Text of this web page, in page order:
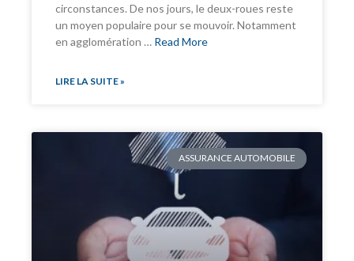
circonstances. De nos jours, le deux-roues reste
un moyen populaire pour se mouvoir. Notamment
en agglomération … Read More
LIRE LA SUITE »
ASSURANCE AUTOMOBILE